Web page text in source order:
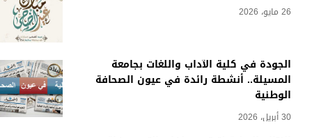
26 مايو، 2026
الجودة في كلية الآداب واللغات بجامعة
المسيلة.. أنشطة رائدة في عيون الصحافة
الوطنية
30 أبريل، 2026